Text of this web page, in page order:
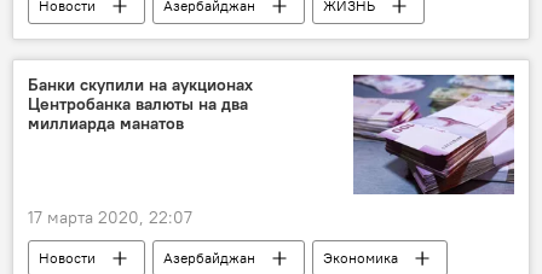
Новости Азербайджан
ЖИЗНЬ
Политика
Экономика
Банки скупили на аукционах
Центробанка валюты на два
миллиарда манатов
17 марта 2020, 22:07
Новости Азербайджан
Экономика